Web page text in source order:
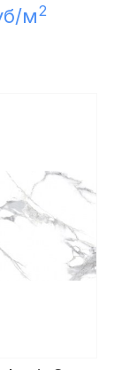
м2